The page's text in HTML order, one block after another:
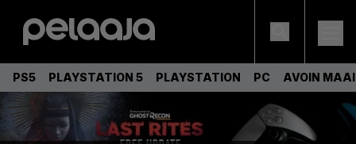
PS5 PLAYSTATION 5 PLAYSTATION PC AVOIN